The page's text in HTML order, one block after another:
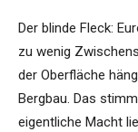
Der blinde Fleck:
zu wenig
der Oberfläche
Bergbau. Das
eigentliche Macht